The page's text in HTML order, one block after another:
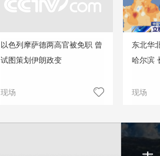
以色列摩萨德两高官被免职 曾
试图策划伊朗政变
现场
东北华
哈尔滨
现场